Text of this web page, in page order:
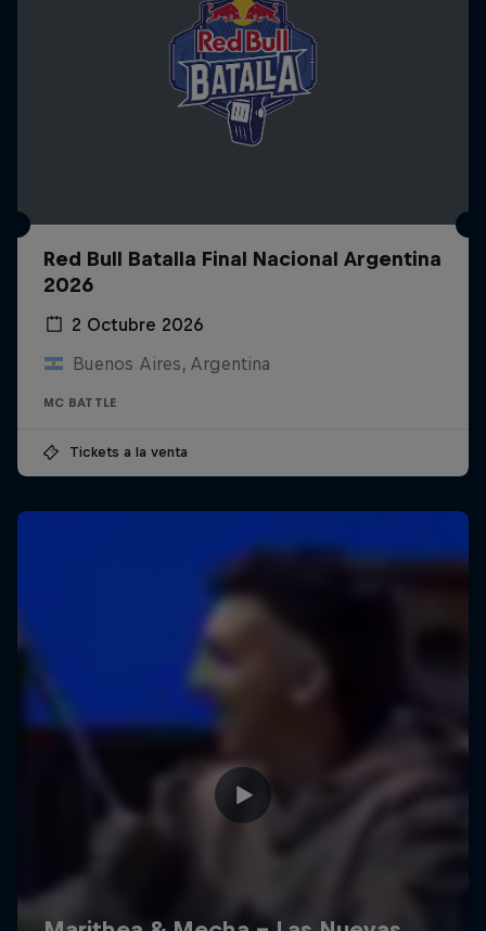
Red Bull Batalla Final Nacional Argentina
2026
2 Octubre 2026
Buenos Aires, Argentina
MC BATTLE
Tickets a la venta